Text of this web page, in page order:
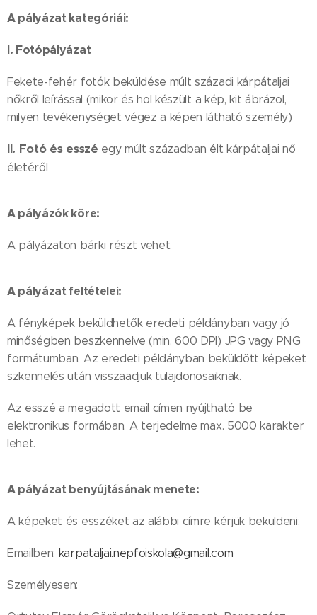
A pályázat kategóriái:
I. Fotópályázat
Fekete-fehér fotók beküldése múlt századi kárpátaljai
nőkről leírással (mikor és hol készült a kép, kit ábrázol,
milyen tevékenységet végez a képen látható személy)
II. Fotó és esszé egy múlt században élt kárpátaljai nő
életéről
A pályázók köre:
A pályázaton bárki részt vehet.
A pályázat feltételei:
A fényképek beküldhetők eredeti példányban vagy jó
minőségben beszkennelve (min. 600 DPI) JPG vagy PNG
formátumban. Az eredeti példányban beküldött képeket
szkennelés után visszaadjuk tulajdonosaiknak.
Az esszé a megadott email címen nyújtható be
elektronikus formában. A terjedelme max. 5000 karakter
lehet.
A pályázat benyújtásának menete:
A képeket és esszéket az alábbi címre kérjük beküldeni:
Emailben: karpataljai.nepfoiskola@gmail.com
Személyesen: